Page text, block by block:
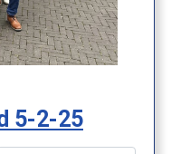
5-2-25